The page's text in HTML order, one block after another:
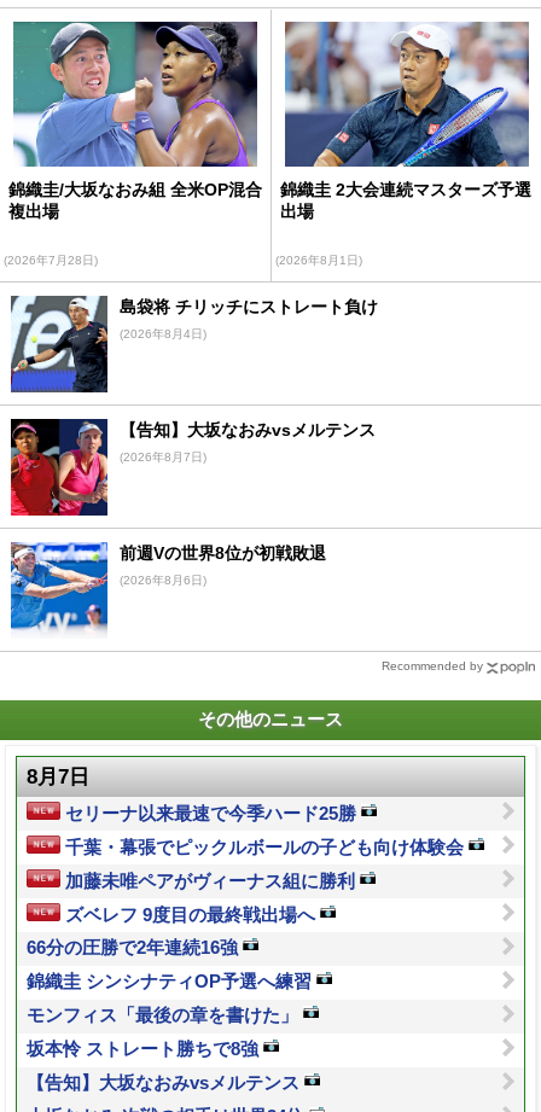
錦織圭/大坂なおみ組 全米OP混合
複出場
(2026年7月28日)
錦織圭 2大会連続マスターズ予選
出場
(2026年8月1日)
島袋将 チリッチにストレート負け
(2026年8月4日)
【告知】大坂なおみvsメルテンス
(2026年8月7日)
前週Vの世界8位が初戦敗退
(2026年8月6日)
Recommended by
その他のニュース
8月7日
セリーナ以来最速で今季ハード25勝
千葉・幕張でピックルボールの子ども向け体験会
加藤未唯ペアがヴィーナス組に勝利
ズベレフ 9度目の最終戦出場へ
66分の圧勝で2年連続16強
錦織圭 シンシナティOP予選へ練習
モンフィス「最後の章を書けた」
坂本怜 ストレート勝ちで8強
【告知】大坂なおみvsメルテンス